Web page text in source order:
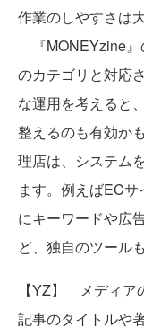
作業のしやすさは
『MONEYzine』
のカテゴリと対応
な運用を考えると
整えるのも有効か
理店は、システム
ます。例えばEC
にキーワードや広
ど、独自のツール
【YZ】 メディア
記事のタイトルや